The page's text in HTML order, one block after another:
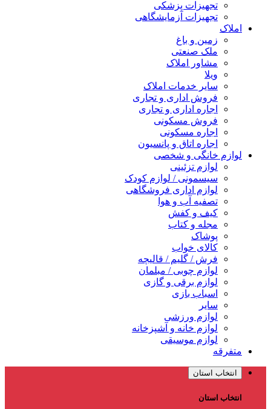
تجهیزات پزشکی
تجهیزات آزمایشگاهی
املاک
زمین و باغ
ملک صنعتی
مشاور املاک
ویلا
سایر خدمات املاک
فروش اداری و تجاری
اجاره اداری و تجاری
فروش مسکونی
اجاره مسکونی
اجاره اتاق و پانسیون
لوازم خانگی و شخصی
لوازم تزئینی
سیسمونی / لوازم کودک
لوازم اداری فروشگاهی
تصفیه آب و هوا
کیف و کفش
مجله و کتاب
پوشاک
کالای خواب
فرش / گلیم / قالیچه
لوازم چوبی / مبلمان
لوازم برقی و گازی
اسباب بازی
سایر
لوازم ورزشی
لوازم خانه و آشپزخانه
لوازم موسیقی
متفرقه
انتخاب استان
انتخاب استان